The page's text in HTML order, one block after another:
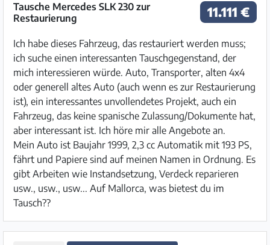
11.111 €
Tausche Mercedes SLK 230 zur
Restaurierung
Ich habe dieses Fahrzeug, das restauriert werden muss;
ich suche einen interessanten Tauschgegenstand, der
mich interessieren würde. Auto, Transporter, alten 4x4
oder generell altes Auto (auch wenn es zur Restaurierung
ist), ein interessantes unvollendetes Projekt, auch ein
Fahrzeug, das keine spanische Zulassung/Dokumente hat,
aber interessant ist. Ich höre mir alle Angebote an.
Mein Auto ist Baujahr 1999, 2,3 cc Automatik mit 193 PS,
fährt und Papiere sind auf meinen Namen in Ordnung. Es
gibt Arbeiten wie Instandsetzung, Verdeck reparieren
usw., usw., usw... Auf Mallorca, was bietest du im
Tausch??